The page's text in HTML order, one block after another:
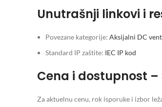
Unutrašnji linkovi i
Povezane kategorije: Aksijalni DC
Standard IP zaštite: IEC IP kod
Cena i dostupnost –
Za aktuelnu cenu, rok isporuke i izbor